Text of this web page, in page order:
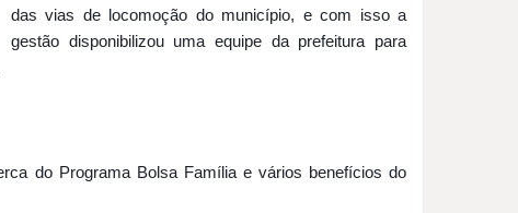
das vias de locomoção do município, e com isso a
gestão disponibilizou uma equipe da prefeitura para